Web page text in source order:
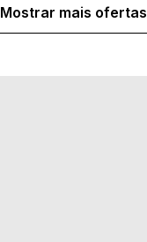
Mostrar mais ofertas